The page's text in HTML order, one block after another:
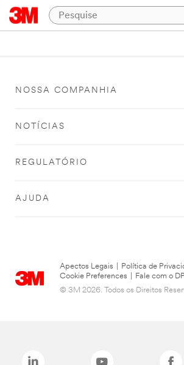
NOSSA COMPANHIA
NOTÍCIAS
REGULATÓRIO
AJUDA
Apectos Legais Política de
Cookie Preferences
Fale com o
© 3M 2026. Todos os Direitos